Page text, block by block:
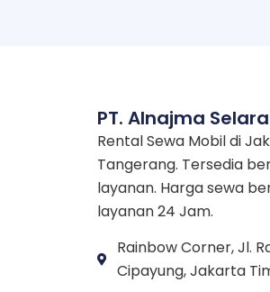
PT. Alnajma
Rental Sewa Mobil di
Tangerang. Tersedia
layanan. Harga sewa
layanan 24 Jam.
Rainbow Corner, Jl.
Cipayung, Jakarta